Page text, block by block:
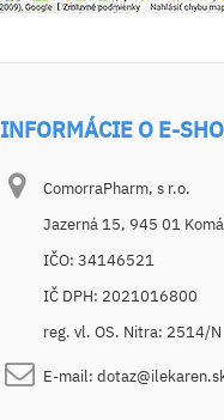
INFORMÁCIE O E-
ComorraPharm, s r.o.
Jazerná 15, 945 01
IČO: 34146521
IČ DPH: 2021016800
reg. vl. OS. Nitra: 2514/N
E-mail: